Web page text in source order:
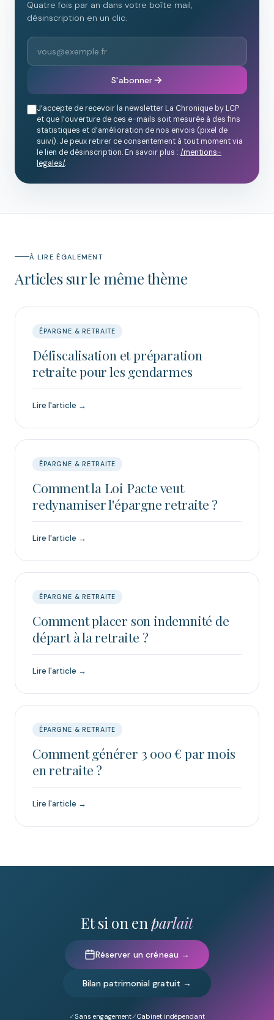
Quatre fois par an dans votre boîte mail,
désinscription en un clic.
S'abonner
J’accepte de recevoir la newsletter La Chronique by LCP
et que l’ouverture de ces e-mails soit mesurée à des fins
statistiques et d’amélioration de nos envois (pixel de
suivi). Je peux retirer ce consentement à tout moment via
le lien de désinscription. En savoir plus : /mentions-
legales/.
À LIRE ÉGALEMENT
Articles sur le même thème
ÉPARGNE & RETRAITE
Défiscalisation et préparation
retraite pour les gendarmes
Lire l'article →
ÉPARGNE & RETRAITE
Comment la Loi Pacte veut
redynamiser l'épargne retraite ?
Lire l'article →
ÉPARGNE & RETRAITE
Comment placer son indemnité de
départ à la retraite ?
Lire l'article →
ÉPARGNE & RETRAITE
Comment générer 3 000 € par mois
en retraite ?
Lire l'article →
Et si on enparlait
Réserver un créneau →
Bilan patrimonial gratuit →
Sans engagement Cabinet indépendant